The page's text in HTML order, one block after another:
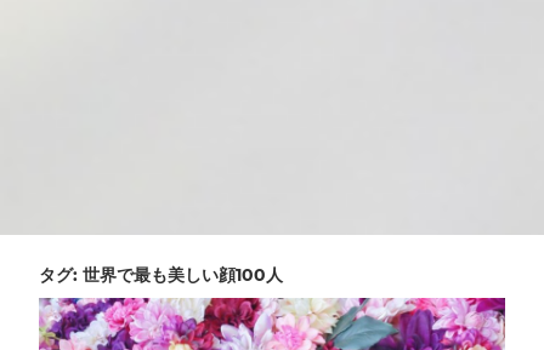
タグ: 世界で最も美しい顔100人